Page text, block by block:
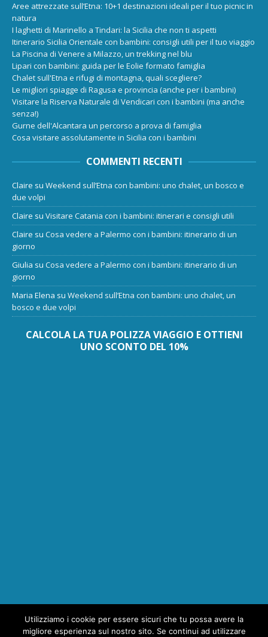
Aree attrezzate sull’Etna: 10+1 destinazioni ideali per il tuo picnic in
natura
I laghetti di Marinello a Tindari: la Sicilia che non ti aspetti
Itinerario Sicilia Orientale con bambini: consigli utili per il tuo viaggio
La Piscina di Venere a Milazzo, un trekking nel blu
Lipari con bambini: guida per le Eolie formato famiglia
Chalet sull'Etna e rifugi di montagna, quali scegliere?
Le migliori spiagge di Ragusa e provincia (anche per i bambini)
Visitare la Riserva Naturale di Vendicari con i bambini (ma anche
senza!)
Gurne dell'Alcantara un percorso a prova di famiglia
Cosa visitare assolutamente in Sicilia con i bambini
COMMENTI RECENTI
Claire su Weekend sull’Etna con bambini: uno chalet, un bosco e
due volpi
Claire su Visitare Catania con i bambini: itinerari e consigli utili
Claire su Cosa vedere a Palermo con i bambini: itinerario di un
giorno
Giulia su Cosa vedere a Palermo con i bambini: itinerario di un
giorno
Maria Elena su Weekend sull’Etna con bambini: uno chalet, un
bosco e due volpi
CALCOLA LA TUA POLIZZA VIAGGIO E OTTIENI
UNO SCONTO DEL 10%
Utilizziamo i cookie per essere sicuri che tu possa avere la
migliore esperienza sul nostro sito. Se continui ad utilizzare